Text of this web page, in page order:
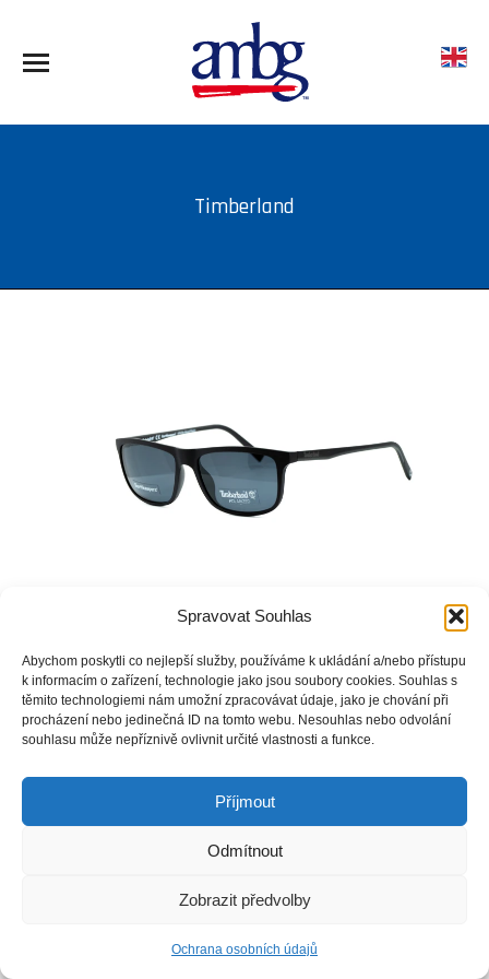
Spravovat Souhlas
Abychom poskytli co nejlepší služby, používáme k ukládání a/nebo přístupu
k informacím o zařízení, technologie jako jsou soubory cookies. Souhlas s
těmito technologiemi nám umožní zpracovávat údaje, jako je chování při
procházení nebo jedinečná ID na tomto webu. Nesouhlas nebo odvolání
souhlasu může nepříznivě ovlivnit určité vlastnosti a funkce.
Příjmout
Odmítnout
Zobrazit předvolby
Ochrana osobních údajů
Timberland
Copyright © Weiron Dynamics, s.r.o. |Tvorba webových stránekaSEO